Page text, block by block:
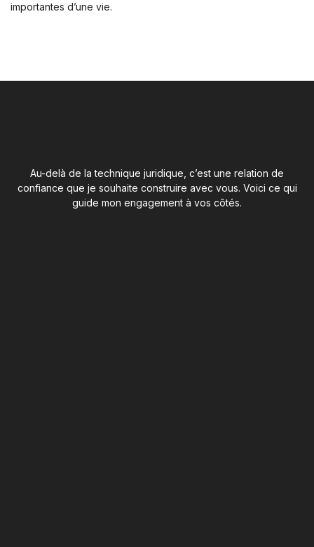
importantes d’une vie.
Au-delà de la technique juridique, c’est une relation de
confiance que je souhaite construire avec vous. Voici ce qui
guide mon engagement à vos côtés.